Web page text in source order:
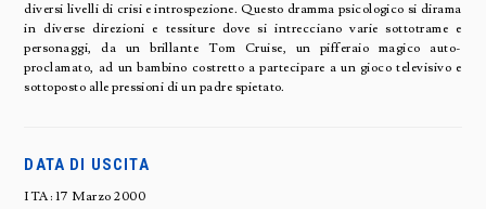
diversi livelli di crisi e introspezione. Questo dramma psicologico si dirama
in diverse direzioni e tessiture dove si intrecciano varie sottotrame e
personaggi, da un brillante Tom Cruise, un pifferaio magico auto-
proclamato, ad un bambino costretto a partecipare a un gioco televisivo e
sottoposto alle pressioni di un padre spietato.
DATA DI USCITA
ITA: 17 Marzo 2000